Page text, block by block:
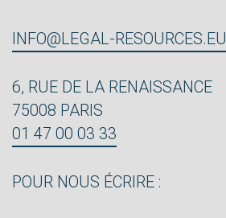
INFO@LEGAL-RESOURCES.EU
6, RUE DE LA RENAISSANCE
75008 PARIS
01 47 00 03 33
POUR NOUS ÉCRIRE :